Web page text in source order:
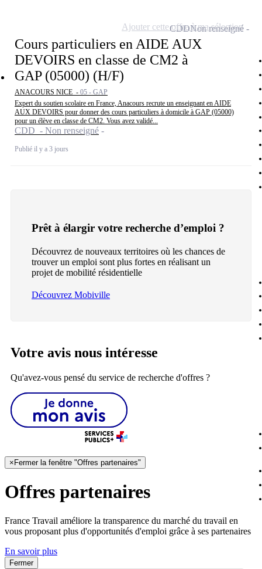
Cours particuliers en AIDE AUX
DEVOIRS en classe de CM2 à
GAP (05000) (H/F)
ANACOURS NICE - 05 - GAP
Expert du soutien scolaire en France, Anacours recrute un enseignant en AIDE
AUX DEVOIRS pour donner des cours particuliers à domicile à GAP (05000)
pour un élève en classe de CM2. Vous avez validé...
CDD - Non renseigné
Publié il y a 3 jours
CDDNon renseigné
Ajouter cette offre à ma sélection
Prêt à élargir votre recherche d’emploi ?
Découvrez de nouveaux territoires où les chances de
trouver un emploi sont plus fortes en réalisant un
projet de mobilité résidentielle
Découvrez Mobiville
Votre avis nous intéresse
Qu'avez-vous pensé du service de recherche d'offres ?
× Fermer la fenêtre "Offres partenaires"
Offres partenaires
France Travail améliore la transparence du marché du travail en
vous proposant plus d'opportunités d'emploi grâce à ses partenaires
En savoir plus
Fermer